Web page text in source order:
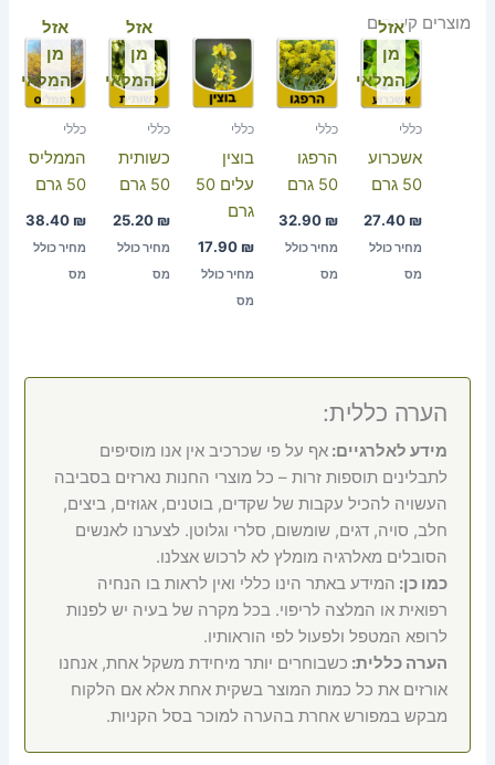
מוצרים קשורים
אזל
מן
המלאי
כללי
אשכרוע
50 גרם
27.40 ₪
מחיר כולל
מס
כללי
הרפגו
50 גרם
32.90 ₪
מחיר כולל
מס
כללי
בוצין
עלים 50
גרם
17.90 ₪
מחיר כולל
מס
אזל
מן
המלאי
כללי
כשותית
50 גרם
25.20 ₪
מחיר כולל
מס
אזל
מן
המלאי
כללי
הממליס
50 גרם
38.40 ₪
מחיר כולל
מס
הערה כללית:
מידע לאלרגיים:אף על פי שכרכיב אין אנו מוסיפים
לתבלינים תוספות זרות – כל מוצרי החנות נארזים בסביבה
העשויה להכיל עקבות של שקדים, בוטנים, אגוזים, ביצים,
חלב, סויה, דגים, שומשום, סלרי וגלוטן. לצערנו לאנשים
הסובלים מאלרגיה מומלץ לא לרכוש אצלנו.
כמו כן: המידע באתר הינו כללי ואין לראות בו הנחיה
רפואית או המלצה לריפוי. בכל מקרה של בעיה יש לפנות
לרופא המטפל ולפעול לפי הוראותיו.
הערה כללית: כשבוחרים יותר מיחידת משקל אחת, אנחנו
אורזים את כל כמות המוצר בשקית אחת אלא אם הלקוח
מבקש במפורש אחרת בהערה למוכר בסל הקניות.